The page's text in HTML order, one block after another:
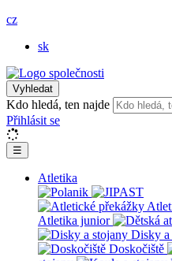
cz
sk
Vyhledat
Kdo hledá, ten najde
Přihlásit se
☰
Atletika
Atletika junior
Disky a
Doskočiště